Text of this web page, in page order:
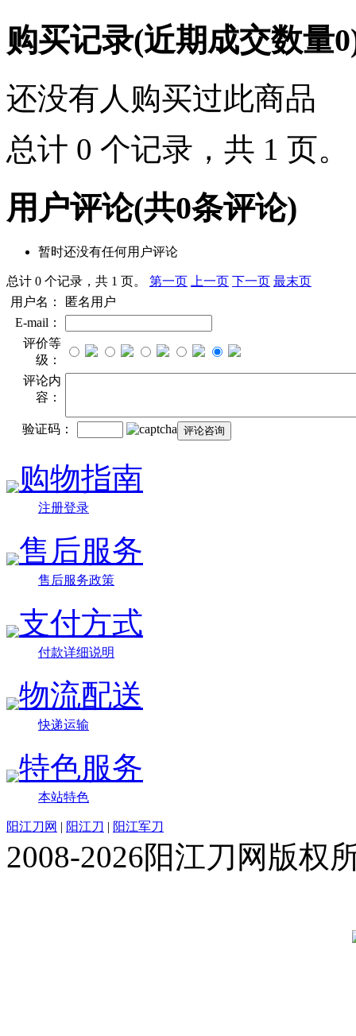
购买记录(近期成交数量0
还没有人购买过此商品
总计 0 个记录，共 1 页。
用户评论(共0条评论)
暂时还没有任何用户评论
总计 0 个记录，共 1 页。 第一页 上一页 下一页 最末页
用户名：
匿名用户
E-mail：
评价等
级：
评论内
容：
验证码：
购物指南
注册登录
售后服务
售后服务政策
支付方式
付款详细说明
物流配送
快递运输
特色服务
本站特色
阳江刀网 | 阳江刀 | 阳江军刀
2008-2026阳江刀网版权